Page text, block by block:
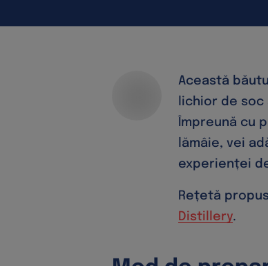
Această
lichior de
Împreună cu
lămâie, vei
experienței
Rețetă
Distillery.